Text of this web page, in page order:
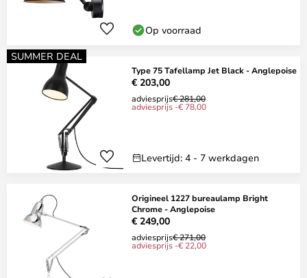
Op voorraad
SUMMER DEAL
Type 75 Tafellamp Jet Black - Anglepoise
€ 203,00
adviesprijs€ 281,00
adviesprijs -€ 78,00
Levertijd: 4 - 7 werkdagen
Origineel 1227 bureaulamp Bright
Chrome - Anglepoise
€ 249,00
adviesprijs€ 271,00
adviesprijs -€ 22,00